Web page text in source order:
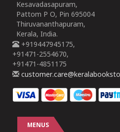
Kesavadasapuram,
Pattom P O, Pin 695004
Thiruvananthapuram,
Kerala, India.
+919447945175,
+91471-2554670,
+91471-4851175
MENUS